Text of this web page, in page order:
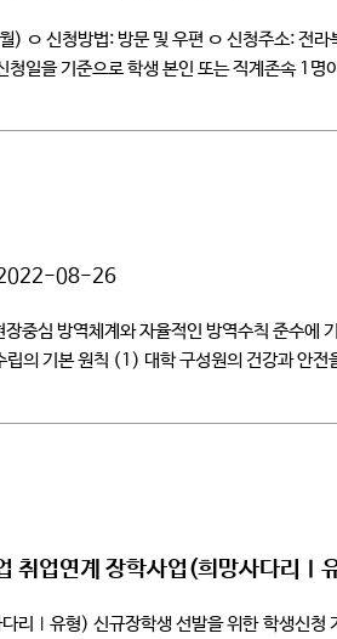
신청방법: 방문 및 우편 ㅇ 신청주소: 전라
일을 기준으로 학생 본인 또는 직계존속 1
08-26
중심 방역체계와 자율적인 방역수칙 준수
의 기본 원칙 (1) 대학 구성원의 건강과 안
업연계 장학사업(희망사다리Ⅰ
리Ⅰ유형) 신규장학생 선발을 위한 학생신